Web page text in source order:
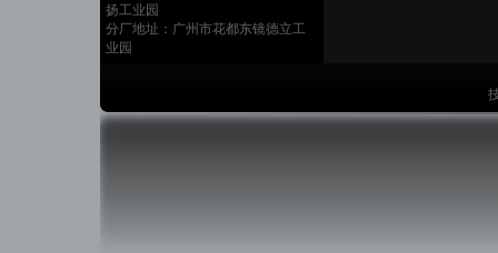
扬工业园
分厂地址：广州市花都东镜德立工
业园